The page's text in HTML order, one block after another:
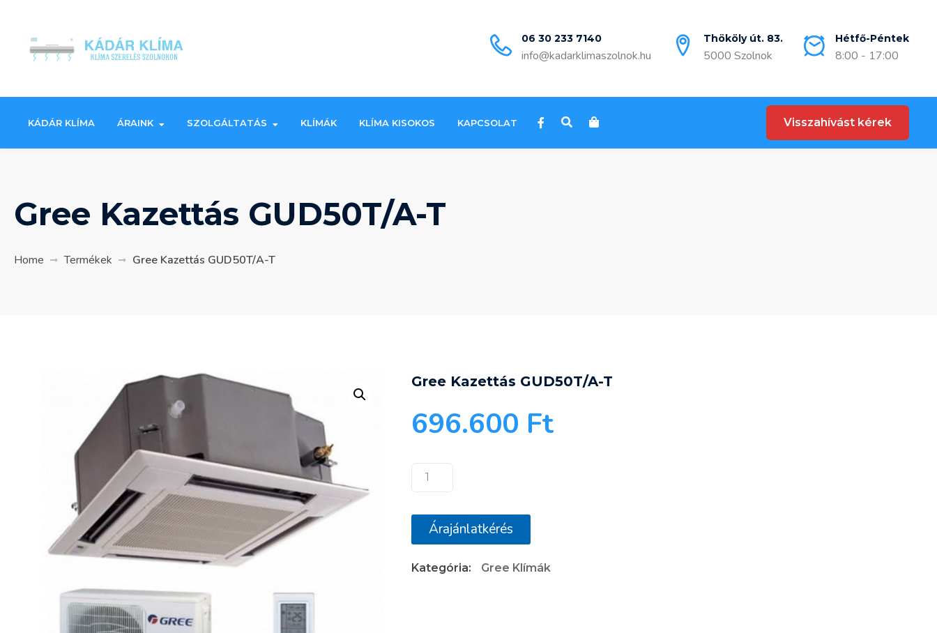
content
06 30 233 7140
info@kadarklimaszolnok.hu
Thököly út. 83.
5000 Szolnok
Hétfő-Péntek
8:00 - 17:00
KÁDÁR KLÍMA ÁRAINK SZOLGÁLTATÁS KLÍMÁK KLÍMA KISOKOS KAPCSOLAT Visszahívást kérek
Gree Kazettás GUD50T/A-T
Home Termékek Gree Kazettás GUD50T/A-T
Gree Kazettás GUD50T/A-T
696.600 Ft
Gree
GUD50T/A-
Árajánlatkérés
Kategória: Gree Klímák